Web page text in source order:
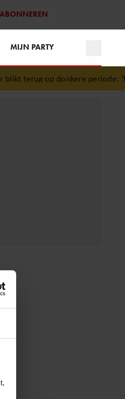
ABONNEREN
MIJN PARTY
terug op donkere periode: ‘Ik